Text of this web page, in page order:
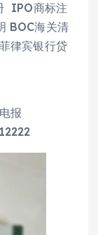
IPO商标注
BOC海关清
律宾银行贷
报